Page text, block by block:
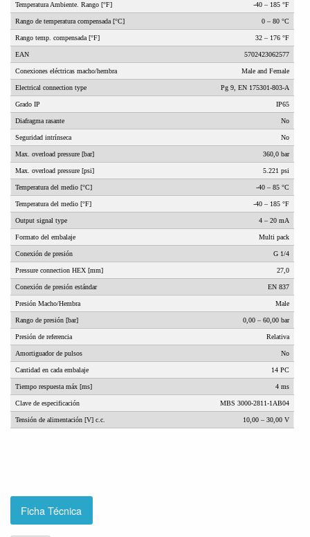
Temperatura Ambiente. Rango [°F] -40 – 185 °F
Rango de temperatura compensada [°C] 0 – 80 °C
Rango temp. compensada [°F] 32 – 176 °F
EAN 5702423062577
Conexiones eléctricas macho/hembra Male and Female
Electrical connection type Pg 9, EN 175301-803-A
Grado IP IP65
Diafragma rasante No
Seguridad intrínseca No
Max. overload pressure [bar] 360,0 bar
Max. overload pressure [psi] 5.221 psi
Temperatura del medio [°C] -40 – 85 °C
Temperatura del medio [°F] -40 – 185 °F
Output signal type 4 – 20 mA
Formato del embalaje Multi pack
Conexión de presión G 1/4
Pressure connection HEX [mm] 27,0
Conexión de presión estándar EN 837
Presión Macho/Hembra Male
Rango de presión [bar] 0,00 – 60,00 bar
Presión de referencia Relativa
Amortiguador de pulsos No
Cantidad en cada embalaje 14 PC
Tiempo respuesta máx [ms] 4 ms
Clave de especificación MBS 3000-2811-1AB04
Tensión de alimentación [V] c.c. 10,00 – 30,00 V
Ficha Técnica